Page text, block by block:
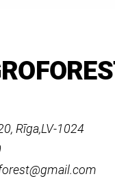
Rīga,LV-1024